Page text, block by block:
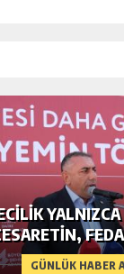
ADANA’DA YER
GERDAN KÖYÜ
CENDERESİNDE